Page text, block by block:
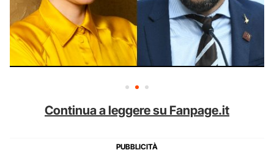
Continua a leggere su Fanpage.it